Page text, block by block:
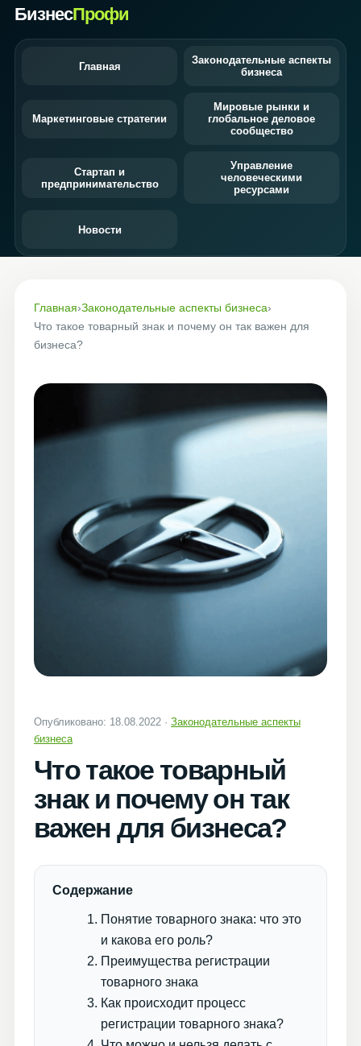
БизнесПрофи
Главная
Законодательные аспекты
бизнеса
Маркетинговые стратегии
Мировые рынки и
глобальное деловое
сообщество
Стартап и
предпринимательство
Управление
человеческими
ресурсами
Новости
Главная›Законодательные аспекты бизнеса›
Что такое товарный знак и почему он так важен для
бизнеса?
Опубликовано: 18.08.2022 · Законодательные аспекты
бизнеса
Что такое товарный
знак и почему он так
важен для бизнеса?
Содержание
Понятие товарного знака: что это
и какова его роль?
Преимущества регистрации
товарного знака
Как происходит процесс
регистрации товарного знака?